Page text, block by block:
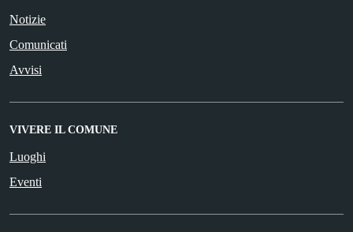
Notizie
Comunicati
Avvisi
VIVERE IL COMUNE
Luoghi
Eventi